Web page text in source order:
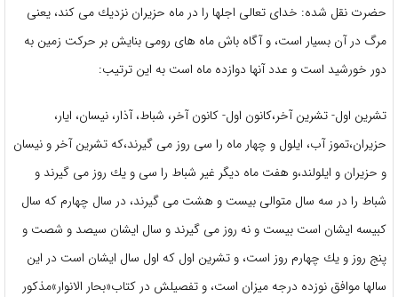
حضرت نقل شده: خداى تعالى اجل‏ها را در ماه حزيران نزديك مى‏ كند، يعنى
مرگ در آن بسيار است، و آگاه باش ماه هاى رومى بنايش بر حركت زمين به
دور خورشيد است و عدد آنها دوازده ماه‏ است به اين ترتيب:
تشرين اول- تشرين آخر،كانون اول- كانون آخر، شباط، آذار، نيسان، ايار،
حزيران،تموز آب، ايلول و چهار ماه را سى روز مى‏ گيرند،كه تشرين آخر و نيسان
و حزيران و ايلولند،و هفت ماه ديگر غير شباط را سى‏ و يك روز مى‏ گيرند و
شباط را در سه سال متوالى بيست ‏و هشت مى‏ گيرند، در سال چهارم كه سال
كبيسه ايشان است بيست‏ و نه روز مى‏ گيرند و سال ايشان سيصد و شصت‏ و
پنج روز و يك چهارم روز است، و تشرين اول كه اول سال ايشان است‏ در اين
سالها موافق نوزده درجه ميزان است، و تفصيلش در كتاب«بحار الانوار»مذكور